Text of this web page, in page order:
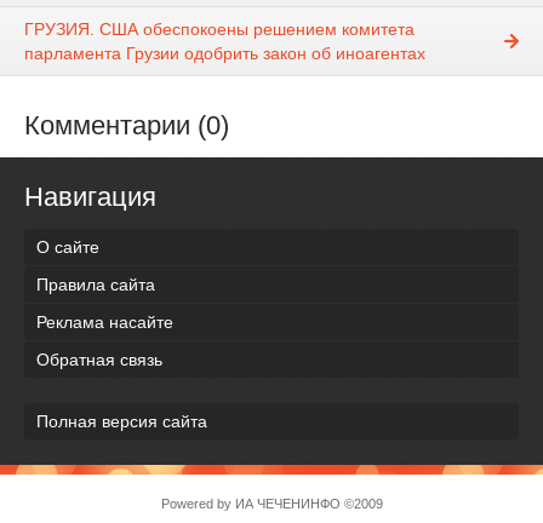
ГРУЗИЯ. США обеспокоены решением комитета
парламента Грузии одобрить закон об иноагентах
Комментарии (0)
Навигация
О сайте
Правила сайта
Реклама насайте
Обратная связь
Полная версия сайта
Powered by ИА ЧЕЧЕНИНФО ©2009